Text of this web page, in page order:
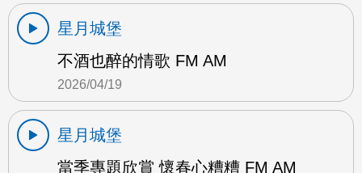
星月城堡
不酒也醉的情歌 FM AM
2026/04/19
星月城堡
當季專題欣賞 懷春心糟糟 FM AM